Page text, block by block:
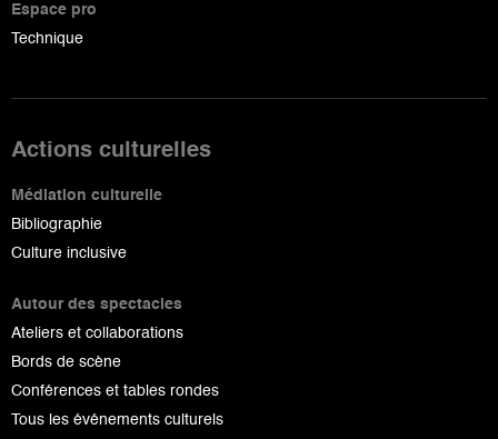
Espace pro
Technique
Actions culturelles
Médiation culturelle
Bibliographie
Culture inclusive
Autour des spectacles
Ateliers et collaborations
Bords de scène
Conférences et tables rondes
Tous les événements culturels